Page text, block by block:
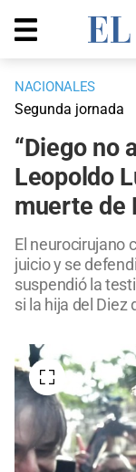
NACIONALES
Segunda jornada
“Diego no
Leopoldo
muerte de
El neurocirujano
juicio y se
suspendió la
si la hija del Diez